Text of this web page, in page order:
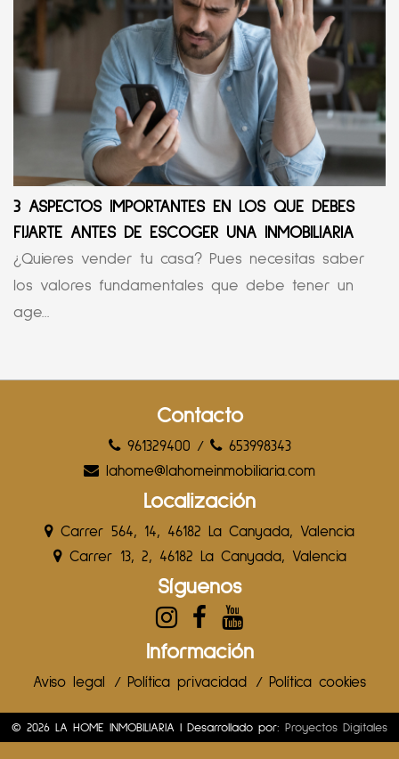
3 ASPECTOS IMPORTANTES EN LOS QUE DEBES
FIJARTE ANTES DE ESCOGER UNA INMOBILIARIA
¿Quieres vender tu casa? Pues necesitas saber
los valores fundamentales que debe tener un
age...
Contacto
961329400 /
653998343
lahome@lahomeinmobiliaria.com
Localización
Carrer 564, 14, 46182 La Canyada, Valencia
Carrer 13, 2, 46182 La Canyada, Valencia
Síguenos
Información
Aviso legal / Política privacidad / Política cookies
© 2026 LA HOME INMOBILIARIA | Desarrollado por: Proyectos Digitales